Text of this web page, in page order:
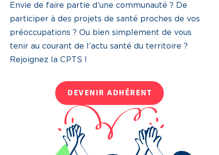
Envie de faire partie d’une communauté ? De
participer à des projets de santé proches de vos
préoccupations ? Ou bien simplement de vous
tenir au courant de l’actu santé du territoire ?
Rejoignez la CPTS !
DEVENIR ADHÉRENT